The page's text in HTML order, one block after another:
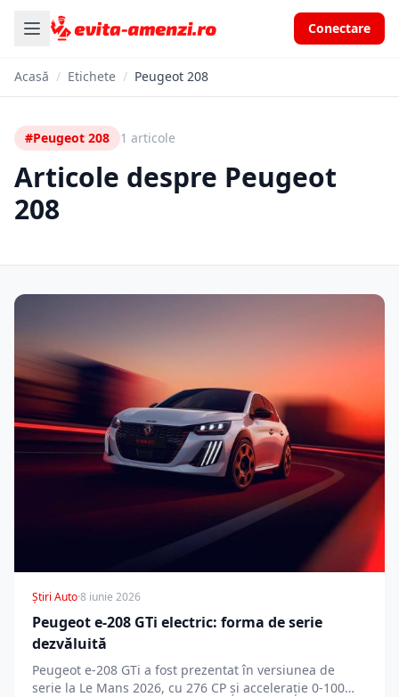
Conectare
Acasă / Etichete / Peugeot 208
#Peugeot 208 1 articole
Articole despre Peugeot
208
Știri Auto·8 iunie 2026
Peugeot e-208 GTi electric: forma de serie
dezvăluită
Peugeot e-208 GTi a fost prezentat în versiunea de
serie la Le Mans 2026, cu 276 CP și accelerație 0-100…